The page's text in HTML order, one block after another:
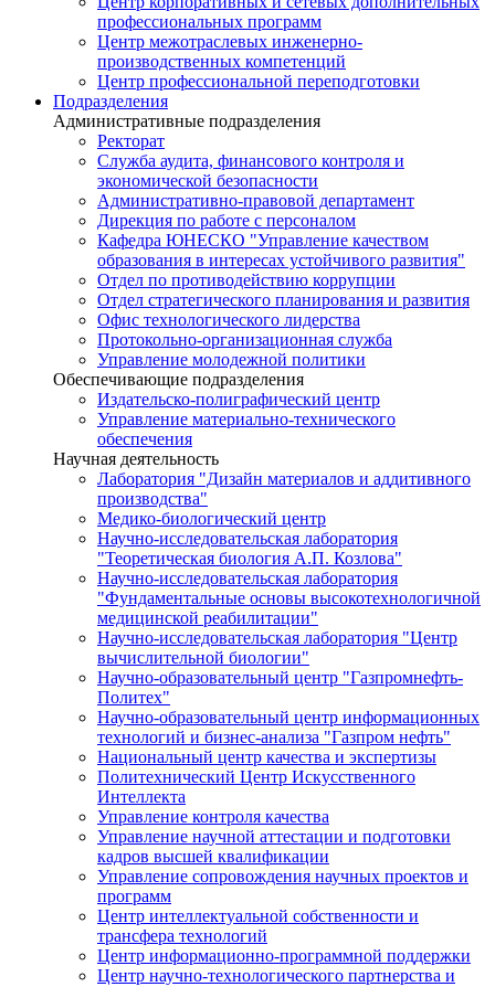
профессиональных программ
Центр межотраслевых инженерно-
производственных компетенций
Центр профессиональной переподготовки
Подразделения
Административные подразделения
Ректорат
Служба аудита, финансового контроля и
экономической безопасности
Административно-правовой департамент
Дирекция по работе с персоналом
Кафедра ЮНЕСКО "Управление качеством
образования в интересах устойчивого развития"
Отдел по противодействию коррупции
Отдел стратегического планирования и развития
Офис технологического лидерства
Протокольно-организационная служба
Управление молодежной политики
Обеспечивающие подразделения
Издательско-полиграфический центр
Управление материально-технического
обеспечения
Научная деятельность
Лаборатория "Дизайн материалов и аддитивного
производства"
Медико-биологический центр
Научно-исследовательская лаборатория
"Теоретическая биология А.П. Козлова"
Научно-исследовательская лаборатория
"Фундаментальные основы высокотехнологичной
медицинской реабилитации"
Научно-исследовательская лаборатория "Центр
вычислительной биологии"
Научно-образовательный центр "Газпромнефть-
Политех"
Научно-образовательный центр информационных
технологий и бизнес-анализа "Газпром нефть"
Национальный центр качества и экспертизы
Политехнический Центр Искусственного
Интеллекта
Управление контроля качества
Управление научной аттестации и подготовки
кадров высшей квалификации
Управление сопровождения научных проектов и
программ
Центр интеллектуальной собственности и
трансфера технологий
Центр информационно-программной поддержки
Центр научно-технологического партнерства и